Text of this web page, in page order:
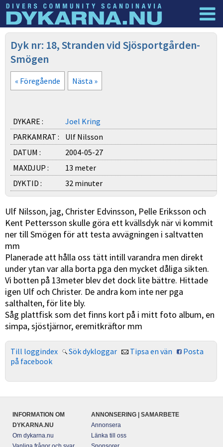
Dyknyheter Logga in
Dyk nr: 18, Stranden vid Sjösportgården-
Smögen
« Föregående Nästa »
DYKARE :
Joel Kring
PARKAMRAT :
Ulf Nilsson
DATUM :
2004-05-27
MAXDJUP :
13 meter
DYKTID :
32 minuter
Ulf Nilsson, jag, Christer Edvinsson, Pelle Eriksson och
Kent Pettersson skulle göra ett kvällsdyk när vi kommit
ner till Smögen för att testa avvägningen i saltvatten
mm
Planerade att hålla oss tätt intill varandra men direkt
under ytan var alla borta pga den mycket dåliga sikten.
Vi botten på 13meter blev det dock lite bättre. Hittade
igen Ulf och Christer. De andra kom inte ner pga
salthalten, för lite bly.
Såg plattfisk som det finns kort på i mitt foto album, en
simpa, sjöstjärnor, eremitkräftor mm
Till loggindex Sök dykloggar Tipsa en vän
Posta
på facebook
INFORMATION OM
DYKARNA.NU
Om dykarna.nu
ANNONSERING | SAMARBETE
Annonsera
Länka till oss